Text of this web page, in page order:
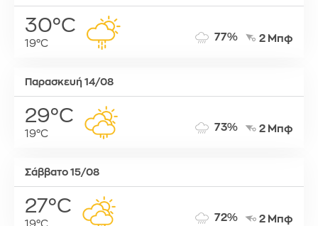
30°C
19°C
77% 2 Μπφ
Παρασκευή 14/08
29°C
19°C
73% 2 Μπφ
Σάββατο 15/08
27°C
72% 2 Μπφ